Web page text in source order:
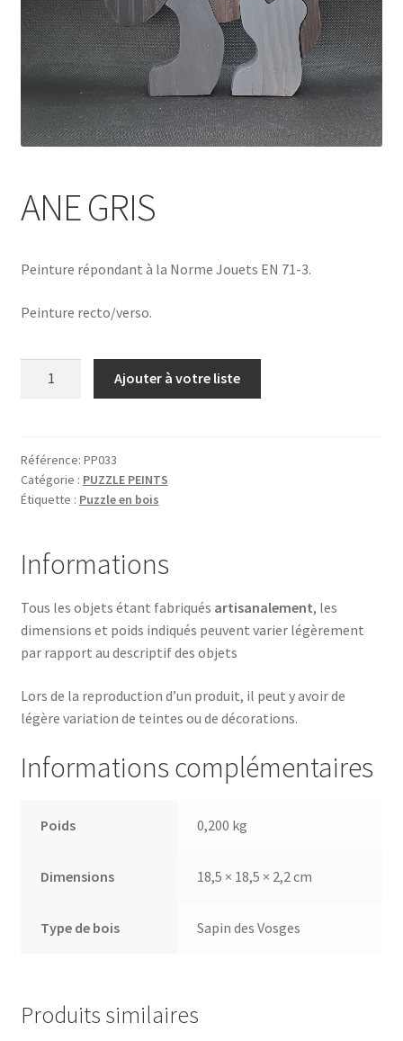
ANE GRIS
Peinture répondant à la Norme Jouets EN 71-3.
Peinture recto/verso.
Ajouter à votre liste
Référence: PP033
Catégorie : PUZZLE PEINTS
Étiquette : Puzzle en bois
Informations
Tous les objets étant fabriqués artisanalement, les
dimensions et poids indiqués peuvent varier légèrement
par rapport au descriptif des objets
Lors de la reproduction d’un produit, il peut y avoir de
légère variation de teintes ou de décorations.
Informations complémentaires
Poids 0,200 kg
Dimensions 18,5 × 18,5 × 2,2 cm
Type de bois Sapin des Vosges
Produits similaires